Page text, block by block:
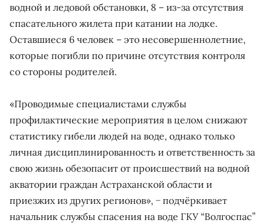
водной и ледовой обстановки, 8 – из-за отсутствия
спасательного жилета при катании на лодке.
Оставшиеся 6 человек – это несовершеннолетние,
которые погибли по причине отсутствия контроля
со стороны родителей.
«Проводимые специалистами службы
профилактические мероприятия в целом снижают
статистику гибели людей на воде, однако только
личная дисциплинированность и ответственность за
свою жизнь обезопасит от происшествий на водной
акватории граждан Астраханской области и
приезжих из других регионов», − подчёркивает
начальник службы спасения на воде ГКУ “Волгоспас”